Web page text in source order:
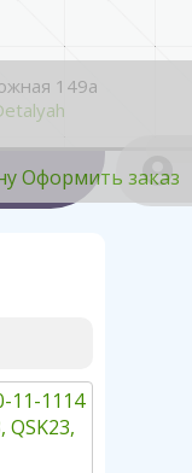
Оформить заказ
149а